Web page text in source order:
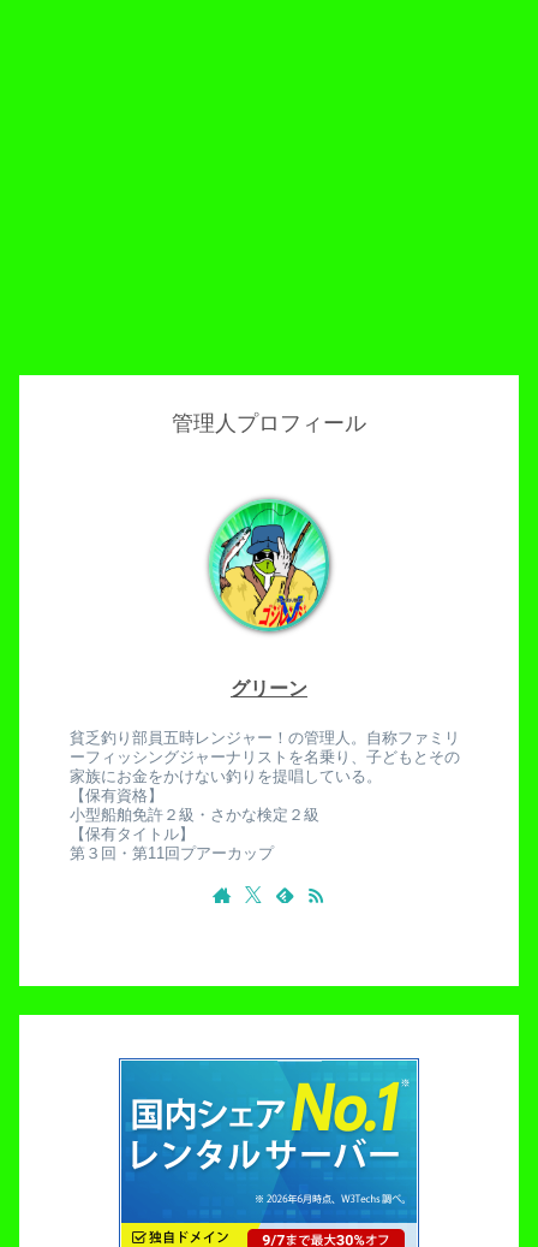
管理人プロフィール
グリーン
貧乏釣り部員五時レンジャー！の管理人。自称ファミリ
ーフィッシングジャーナリストを名乗り、子どもとその
家族にお金をかけない釣りを提唱している。
【保有資格】
小型船舶免許２級・さかな検定２級
【保有タイトル】
第３回・第11回プアーカップ